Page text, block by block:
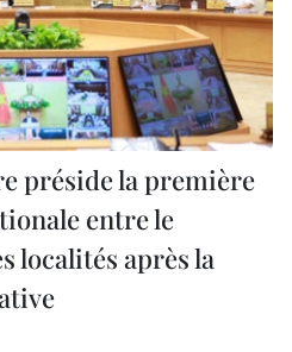
préside la première
entre le
localités après la